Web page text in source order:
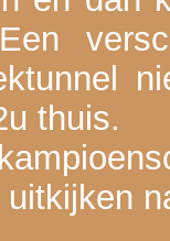
Een
thuis.